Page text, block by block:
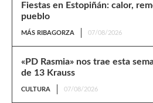
Fiestas en Estopiñán: calor,
pueblo
MÁS RIBAGORZA 07/08/2026
«PD Rasmia» nos trae esta
de 13 Krauss
CULTURA 07/08/2026